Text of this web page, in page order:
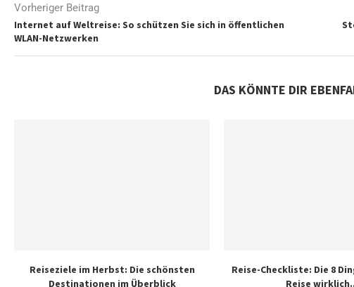
Vorheriger Beitrag
Internet auf Weltreise: So schützen Sie sich in öffentlichen
WLAN-Netzwerken
DAS KÖNNTE DIR
Reiseziele im Herbst: Die schönsten
Destinationen im Überblick
Reise-Checkliste: Die 8
Reise